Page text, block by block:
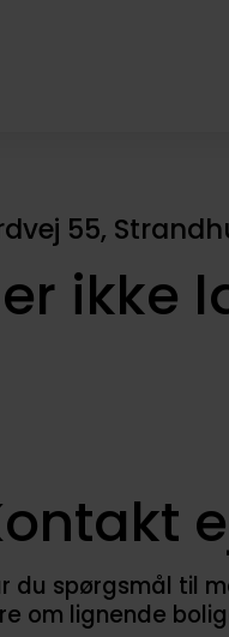
55,
er
du spørgsmål til
om lignende